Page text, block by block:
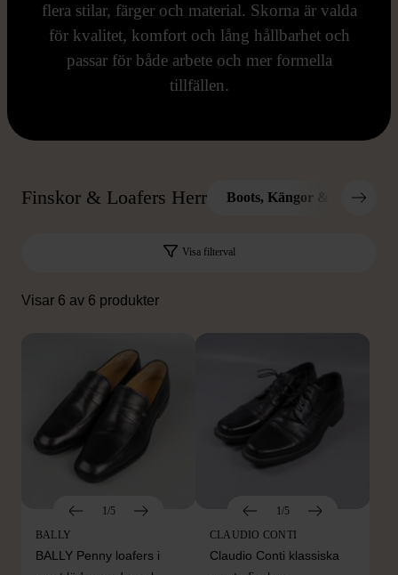
flera stilar, färger och material. Skorna är valda
för kvalitet, komfort och lång hållbarhet och
passar för både arbete och mer formella
tillfällen.
Finskor & Loafers Herr Boots, Kängor & Stövlar
Visa filterval
Visar 6 av 6 produkter
1/5
BALLY
BALLY Penny loafers i
1/5
CLAUDIO CONTI
Claudio Conti klassiska